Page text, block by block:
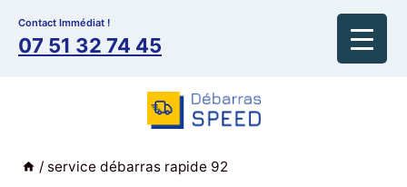
contenu
Contact Immédiat !
07 51 32 74 45
/ service débarras rapide 92